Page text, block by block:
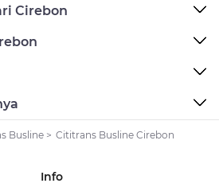
Cirebon
Busline > Cititrans Busline Cirebon
Info